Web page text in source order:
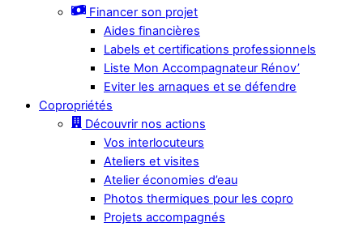
Financer son projet
Aides financières
Labels et certifications professionnels
Liste Mon Accompagnateur Rénov’
Eviter les arnaques et se défendre
Copropriétés
Découvrir nos actions
Vos interlocuteurs
Ateliers et visites
Atelier économies d’eau
Photos thermiques pour les copro
Projets accompagnés